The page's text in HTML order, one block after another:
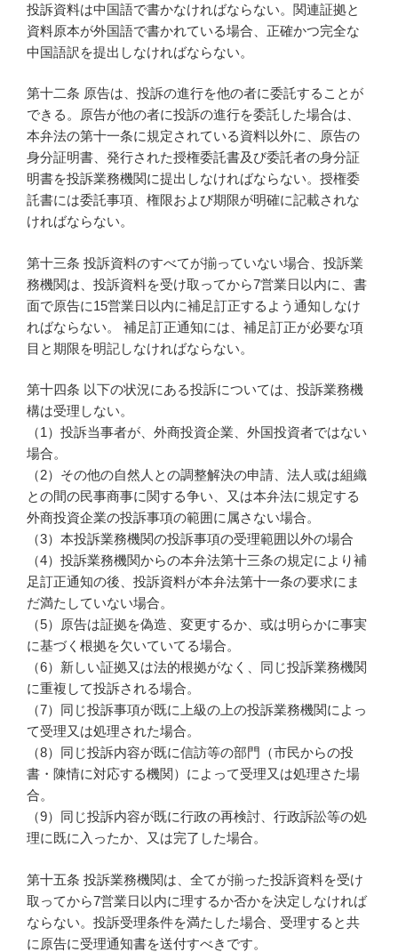
投訴資料は中国語で書かなければならない。関連証拠と
資料原本が外国語で書かれている場合、正確かつ完全な
中国語訳を提出しなければならない。
第十二条 原告は、投訴の進行を他の者に委託することが
できる。原告が他の者に投訴の進行を委託した場合は、
本弁法の第十一条に規定されている資料以外に、原告の
身分証明書、発行された授権委託書及び委託者の身分証
明書を投訴業務機関に提出しなければならない。授権委
託書には委託事項、権限および期限が明確に記載されな
ければならない。
第十三条 投訴資料のすべてが揃っていない場合、投訴業
務機関は、投訴資料を受け取ってから7営業日以内に、書
面で原告に15営業日以内に補足訂正するよう通知しなけ
ればならない。 補足訂正通知には、補足訂正が必要な項
目と期限を明記しなければならない。
第十四条 以下の状況にある投訴については、投訴業務機
構は受理しない。
（1）投訴当事者が、外商投資企業、外国投資者ではない
場合。
（2）その他の自然人との調整解決の申請、法人或は組織
との間の民事商事に関する争い、又は本弁法に規定する
外商投資企業の投訴事項の範囲に属さない場合。
（3）本投訴業務機関の投訴事項の受理範囲以外の場合
（4）投訴業務機関からの本弁法第十三条の規定により補
足訂正通知の後、投訴資料が本弁法第十一条の要求にま
だ満たしていない場合。
（5）原告は証拠を偽造、変更するか、或は明らかに事実
に基づく根拠を欠いていてる場合。
（6）新しい証拠又は法的根拠がなく、同じ投訴業務機関
に重複して投訴される場合。
（7）同じ投訴事項が既に上級の上の投訴業務機関によっ
て受理又は処理された場合。
（8）同じ投訴内容が既に信訪等の部門（市民からの投
書・陳情に対応する機関）によって受理又は処理さた場
合。
（9）同じ投訴内容が既に行政の再検討、行政訴訟等の処
理に既に入ったか、又は完了した場合。
第十五条 投訴業務機関は、全てが揃った投訴資料を受け
取ってから7営業日以内に理するか否かを決定しなければ
ならない。投訴受理条件を満たした場合、受理すると共
に原告に受理通知書を送付すべきです。